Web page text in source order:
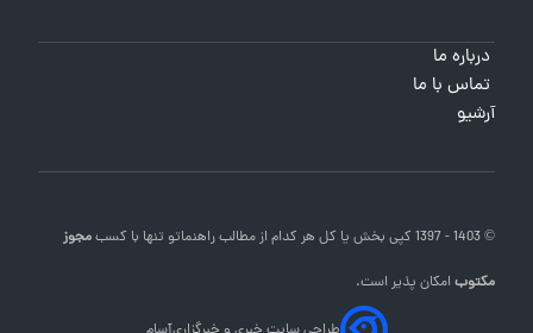
درباره ما
تماس با ما
آرشیو
© 1403 - 1397 کپی بخش یا کل هر کدام از مطالب راهنماتو تنها با کسبمجوز
مکتوبامکان پذیر است.